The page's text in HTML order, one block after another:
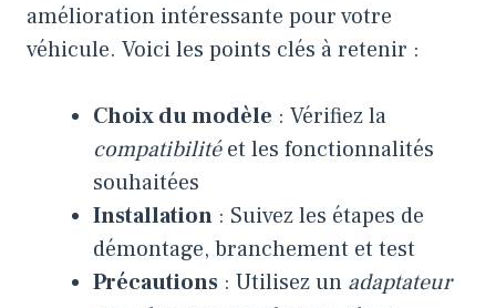
amélioration intéressante pour votre
véhicule. Voici les points clés à retenir :
Choix du modèle : Vérifiez la
compatibilitéet les fonctionnalités
souhaitées
Installation : Suivez les étapes de
démontage, branchement et test
Précautions : Utilisez un adaptateur